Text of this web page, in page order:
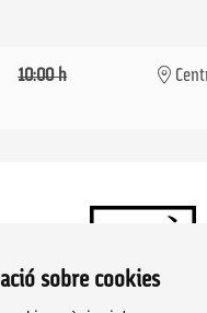
10:00 h
sobre cookies